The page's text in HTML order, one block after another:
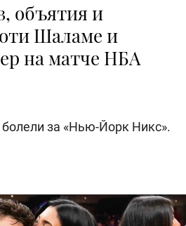
объятия и
Шаламе и
на матче НБА
за «Нью-Йорк Никс».